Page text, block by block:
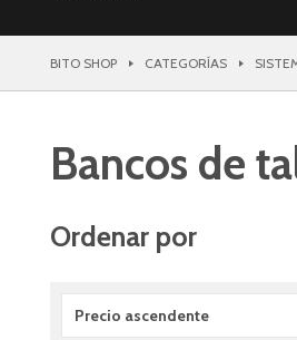
BITO SHOP CATEGORÍAS
Bancos de
Ordenar por
Precio ascendente